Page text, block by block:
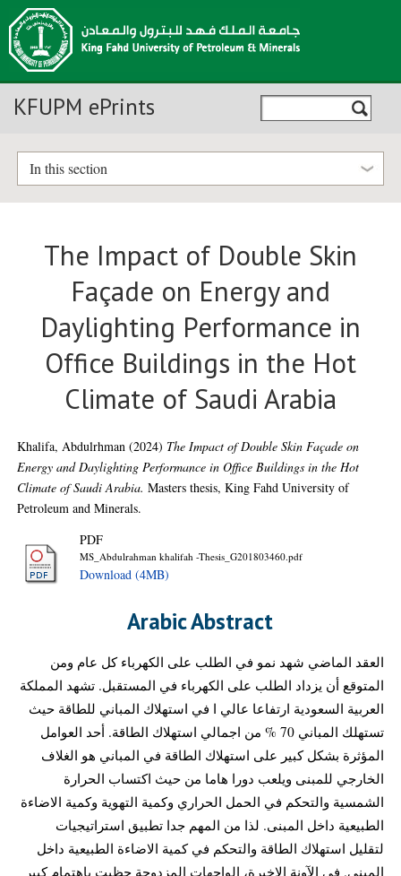
KFUPM ePrints
In this section
The Impact of Double Skin
Façade on Energy and
Daylighting Performance in
Office Buildings in the Hot
Climate of Saudi Arabia
Khalifa, Abdulrhman (2024) The Impact of Double Skin Façade on
Energy and Daylighting Performance in Office Buildings in the Hot
Climate of Saudi Arabia. Masters thesis, King Fahd University of
Petroleum and Minerals.
PDF
MS_Abdulrahman khalifah -Thesis_G201803460.pdf
Download (4MB)
Arabic Abstract
العقد الماضي شهد نمو في الطلب على الكهرباء كل عام ومن
المتوقع أن يزداد الطلب على الكهرباء في المستقبل. تشهد المملكة
العربية السعودية ارتفاعا عالي ا في استهلاك المباني للطاقة حيث
تستهلك المباني 70 % من اجمالي استهلاك الطاقة. أحد العوامل
المؤثرة بشكل كبير على استهلاك الطاقة في المباني هو الغلاف
الخارجي للمبنى ويلعب دورا هاما من حيث اكتساب الحرارة
الشمسية والتحكم في الحمل الحراري وكمية التهوية وكمية الاضاءة
الطبيعية داخل المبنى. لذا من المهم جدا تطبيق استراتيجيات
لتقليل استهلاك الطاقة والتحكم في كمية الاضاءة الطبيعية داخل
المبنى. في الآونة الاخيرة، الواجهات المزدوجة حظيت باهتمام كبير